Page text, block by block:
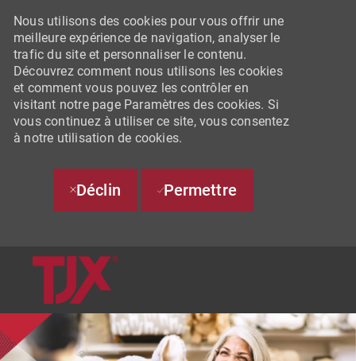
SKIP TO MAIN CONTENT
Nous utilisons des cookies pour vous offrir une
meilleure expérience de navigation, analyser le
trafic du site et personnaliser le contenu.
Découvrez comment nous utilisons les cookies
et comment vous pouvez les contrôler en
visitant notre page Paramètres des cookies. Si
vous continuez à utiliser ce site, vous consentez
à notre utilisation de cookies.
Déclin Permettre